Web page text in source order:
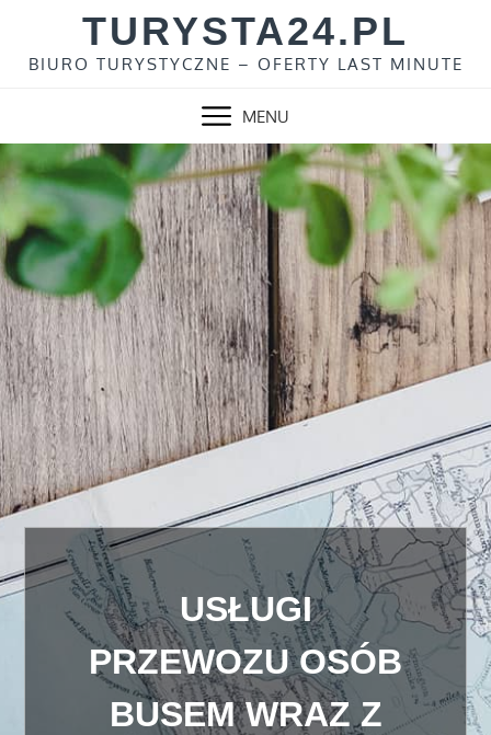
content
TURYSTA24.PL
BIURO TURYSTYCZNE – OFERTY LAST MINUTE
MENU
USŁUGI
PRZEWOZU OSÓB
BUSEM WRAZ Z